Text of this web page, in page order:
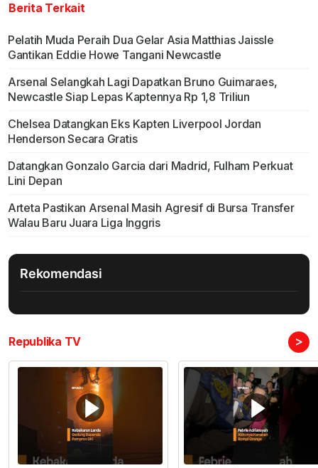
Berita Terkait
Pelatih Muda Peraih Dua Gelar Asia Matthias Jaissle
Gantikan Eddie Howe Tangani Newcastle
Arsenal Selangkah Lagi Dapatkan Bruno Guimaraes,
Newcastle Siap Lepas Kaptennya Rp 1,8 Triliun
Chelsea Datangkan Eks Kapten Liverpool Jordan
Henderson Secara Gratis
Datangkan Gonzalo Garcia dari Madrid, Fulham Perkuat
Lini Depan
Arteta Pastikan Arsenal Masih Agresif di Bursa Transfer
Walau Baru Juara Liga Inggris
Rekomendasi
Republika TV >